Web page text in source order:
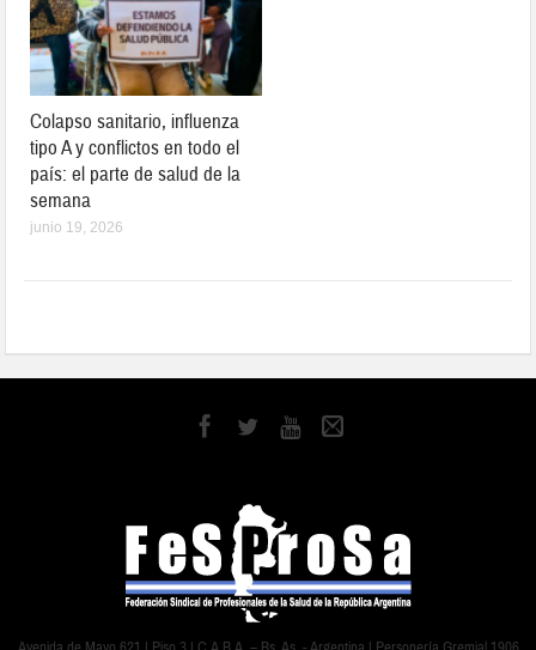
Colapso sanitario, influenza
tipo A y conflictos en todo el
país: el parte de salud de la
semana
junio 19, 2026